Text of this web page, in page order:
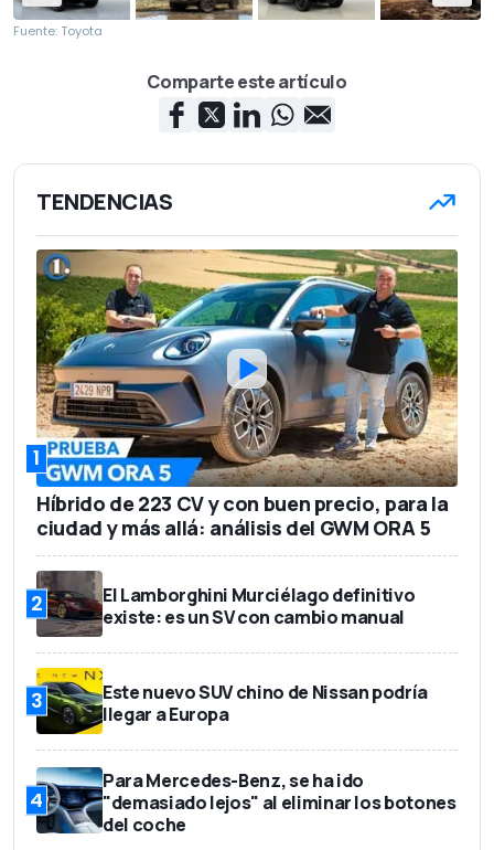
Fuente: Toyota
Comparte este artículo
TENDENCIAS
1
Híbrido de 223 CV y con buen precio, para la
ciudad y más allá: análisis del GWM ORA 5
2
El Lamborghini Murciélago definitivo
existe: es un SV con cambio manual
3
Este nuevo SUV chino de Nissan podría
llegar a Europa
4
Para Mercedes-Benz, se ha ido
"demasiado lejos" al eliminar los botones
del coche